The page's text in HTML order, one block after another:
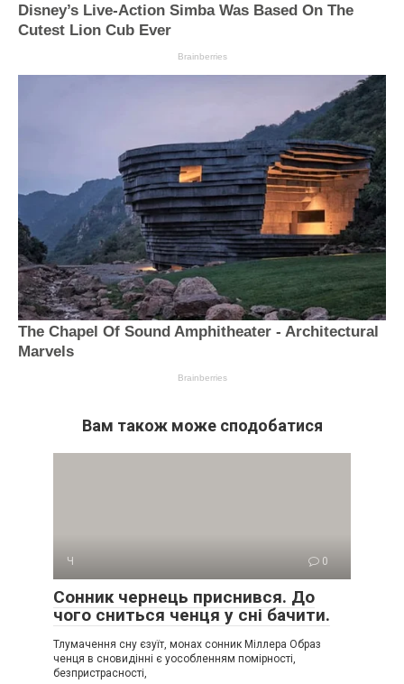
Вам також може сподобатися
Ч 0
Сонник чернець приснився. До
чого сниться ченця у сні бачити.
Тлумачення сну єзуїт, монах сонник Міллера Образ
ченця в сновидінні є уособленням помірності,
безпристрасності,